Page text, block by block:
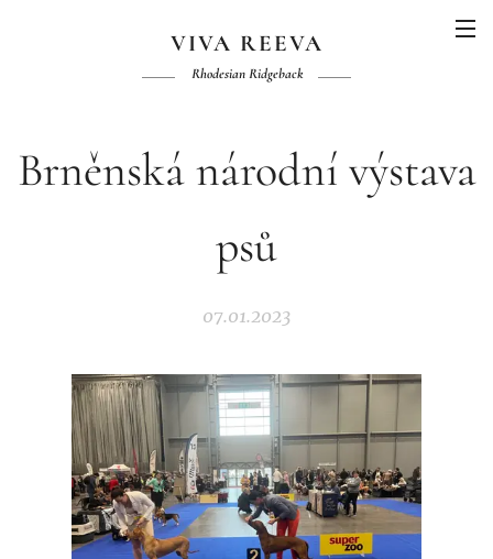
VIVA REEVA
Rhodesian Ridgeback
Brněnská národní výstava
psů
07.01.2023